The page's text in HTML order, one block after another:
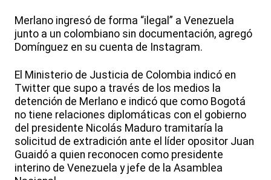
Merlano ingresó de forma “ilegal” a Venezuela
junto a un colombiano sin documentación, agregó
Domínguez en su cuenta de Instagram.
El Ministerio de Justicia de Colombia indicó en
Twitter que supo a través de los medios la
detención de Merlano e indicó que como Bogotá
no tiene relaciones diplomáticas con el gobierno
del presidente Nicolás Maduro tramitaría la
solicitud de extradición ante el líder opositor Juan
Guaidó a quien reconocen como presidente
interino de Venezuela y jefe de la Asamblea